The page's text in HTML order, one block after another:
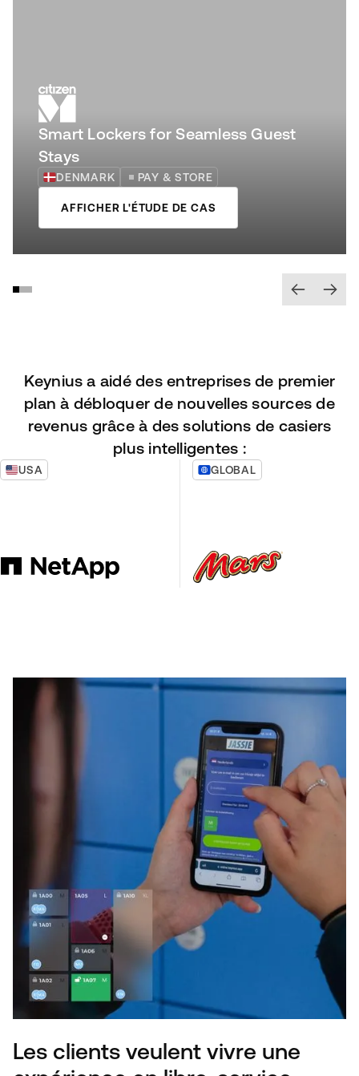
Smart Lockers for Seamless Guest
Stays
DENMARK PAY & STORE
AFFICHER L'ÉTUDE DE CAS
Keynius a aidé des entreprises de premier
plan à débloquer de nouvelles sources de
revenus grâce à des solutions de casiers
plus intelligentes :
USA GLOBAL
Les clients veulent vivre une